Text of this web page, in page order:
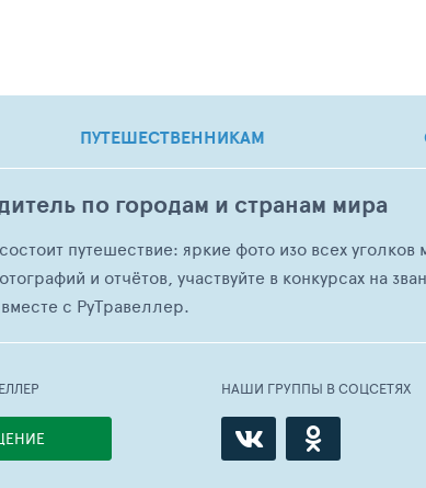
ПУТЕШЕСТВЕННИКАМ
по городам и странам мира
путешествие: яркие фото изо всех
и отчётов, участвуйте в конкурсах на
с РуТравеллер.
НАШИ ГРУППЫ В СОЦСЕТЯХ